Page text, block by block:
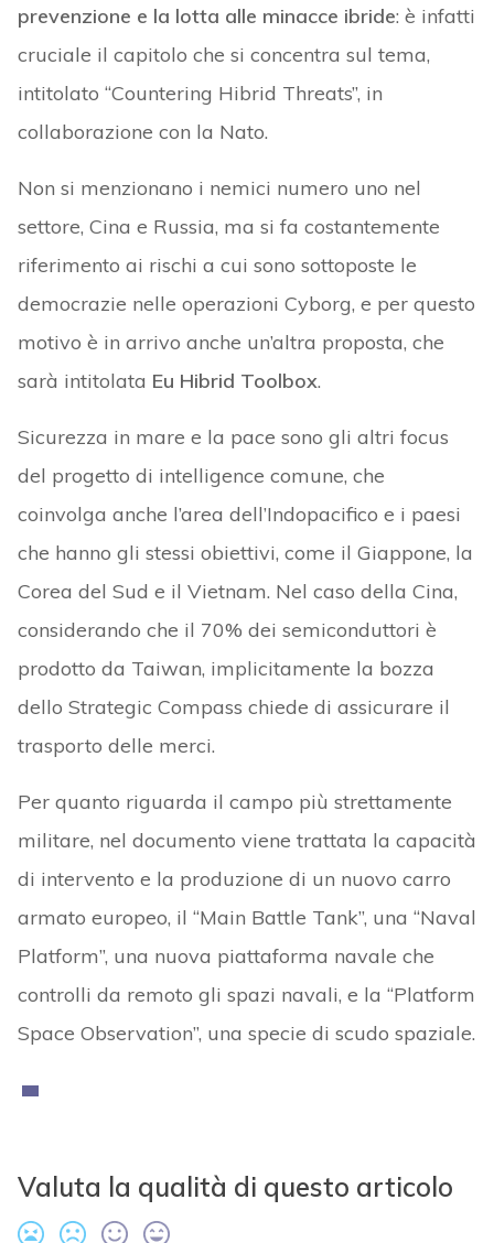
prevenzione e la lotta alle minacce ibride: è infatti
cruciale il capitolo che si concentra sul tema,
intitolato “Countering Hibrid Threats”, in
collaborazione con la Nato.
Non si menzionano i nemici numero uno nel
settore, Cina e Russia, ma si fa costantemente
riferimento ai rischi a cui sono sottoposte le
democrazie nelle operazioni Cyborg, e per questo
motivo è in arrivo anche un’altra proposta, che
sarà intitolata Eu Hibrid Toolbox.
Sicurezza in mare e la pace sono gli altri focus
del progetto di intelligence comune, che
coinvolga anche l’area dell’Indopacifico e i paesi
che hanno gli stessi obiettivi, come il Giappone, la
Corea del Sud e il Vietnam. Nel caso della Cina,
considerando che il 70% dei semiconduttori è
prodotto da Taiwan, implicitamente la bozza
dello Strategic Compass chiede di assicurare il
trasporto delle merci.
Per quanto riguarda il campo più strettamente
militare, nel documento viene trattata la capacità
di intervento e la produzione di un nuovo carro
armato europeo, il “Main Battle Tank”, una “Naval
Platform”, una nuova piattaforma navale che
controlli da remoto gli spazi navali, e la “Platform
Space Observation”, una specie di scudo spaziale.
Valuta la qualità di questo articolo